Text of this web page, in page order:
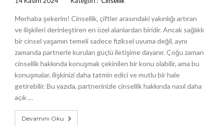
Merhaba şekerim! Cinsellik, çiftler arasındaki yakınlığı artıran
ve ilişkileri derinleştiren en özel alanlardan biridir. Ancak sağlıklı
bir cinsel yaşamın temeli sadece fiziksel uyuma değil, aynı
zamanda partnerle kurulan güçlü iletişime dayanır. Çoğu zaman
cinsellik hakkında konuşmak çekinilen bir konu olabilir, ama bu
konuşmalar, ilişkinizi daha tatmin edici ve mutlu bir hale
getirebilir. Bu yazıda, partnerinizle cinsellik hakkında nasıl daha
açık …
Devamını Oku